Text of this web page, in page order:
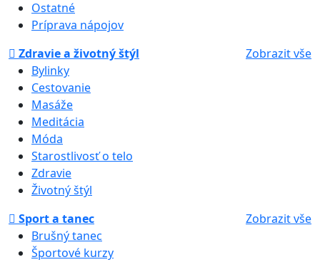
Ostatné
Príprava nápojov
Zdravie a životný štýl
Zobrazit vše
Bylinky
Cestovanie
Masáže
Meditácia
Móda
Starostlivosť o telo
Zdravie
Životný štýl
Sport a tanec
Zobrazit vše
Brušný tanec
Športové kurzy